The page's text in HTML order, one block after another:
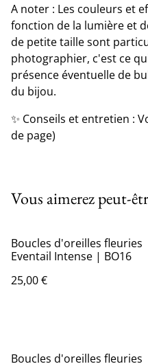
A noter : Les couleurs et
fonction de la lumière et
de petite taille sont
photographier, c'est ce
présence éventuelle de
du bijou.
✨ Conseils et entretien :
de page)
Vous aimerez peut-
Boucles d'oreilles fleuries
Eventail Intense | BO16
25,00 €
Boucles d'oreilles fleuries